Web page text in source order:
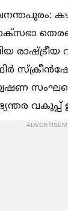
രാഷ്ട്രീയ
വകുപ്പ്